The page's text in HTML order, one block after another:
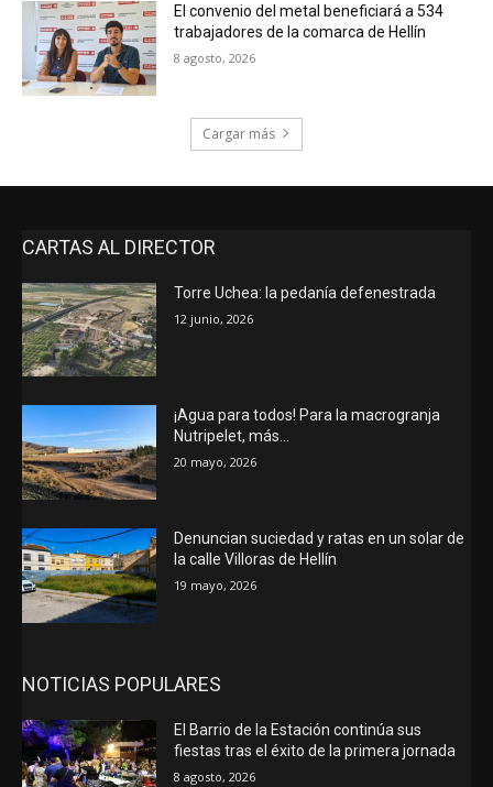
El convenio del metal beneficiará a 534
trabajadores de la comarca de Hellín
8 agosto, 2026
Cargar más
CARTAS AL DIRECTOR
Torre Uchea: la pedanía defenestrada
12 junio, 2026
¡Agua para todos! Para la macrogranja
Nutripelet, más…
20 mayo, 2026
Denuncian suciedad y ratas en un solar de
la calle Villoras de Hellín
19 mayo, 2026
NOTICIAS POPULARES
El Barrio de la Estación continúa sus
fiestas tras el éxito de la primera jornada
8 agosto, 2026